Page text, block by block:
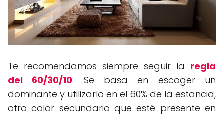
Te recomendamos siempre seguir la regla
del 60/30/10. Se basa en escoger un
dominante y utilizarlo en el 60% de la estancia,
otro color secundario que esté presente en